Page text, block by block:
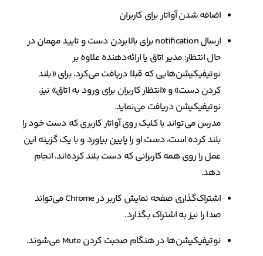
اضافه شدن آواتار برای کاربران
ارسال notification برای بالابردن دست و تایید مهمان در
حال انتظار: مدیر اتاق یا ارائه‌دهنده علاوه بر
نوتیفیکیشن‌هایی که قبلا دریافت می‌کرد، برای «بلند
کردن دست» و «انتظار کاربران برای ورود به اتاق» نیز،
نوتیفیکیشن دریافت می‌نماید.
مدرس می‌تواند با کلیک روی آواتار کاربری که دست خود را
بلند کرده است، دست او را پایین بیاورد و با یک گزینه این
عمل را روی همه کاربرانی که دست بلند کرده‌اند، انجام
دهد.
اشتراک‌گذاری صفحه نمایش کاربر در Chrome می‌تواند
صدا را نیز به اشتراک بگذارد.
نوتیفیکیشن‌ها در هنگام صحبت کردن Mute می‌شوند.